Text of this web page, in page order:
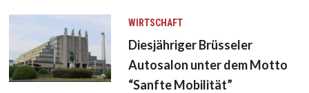
WIRTSCHAFT
Diesjähriger Brüsseler
Autosalon unter dem Motto
“Sanfte Mobilität”